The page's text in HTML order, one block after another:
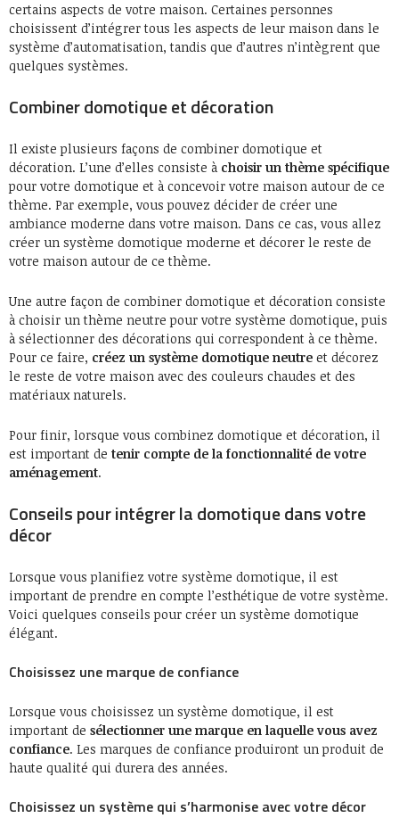
certains aspects de votre maison. Certaines personnes
choisissent d’intégrer tous les aspects de leur maison dans le
système d’automatisation, tandis que d’autres n’intègrent que
quelques systèmes.
Combiner domotique et décoration
Il existe plusieurs façons de combiner domotique et
décoration. L’une d’elles consiste à choisir un thème spécifique
pour votre domotique et à concevoir votre maison autour de ce
thème. Par exemple, vous pouvez décider de créer une
ambiance moderne dans votre maison. Dans ce cas, vous allez
créer un système domotique moderne et décorer le reste de
votre maison autour de ce thème.
Une autre façon de combiner domotique et décoration consiste
à choisir un thème neutre pour votre système domotique, puis
à sélectionner des décorations qui correspondent à ce thème.
Pour ce faire, créez un système domotique neutre et décorez
le reste de votre maison avec des couleurs chaudes et des
matériaux naturels.
Pour finir, lorsque vous combinez domotique et décoration, il
est important de tenir compte de la fonctionnalité de votre
aménagement.
Conseils pour intégrer la domotique dans votre
décor
Lorsque vous planifiez votre système domotique, il est
important de prendre en compte l’esthétique de votre système.
Voici quelques conseils pour créer un système domotique
élégant.
Choisissez une marque de confiance
Lorsque vous choisissez un système domotique, il est
important de sélectionner une marque en laquelle vous avez
confiance. Les marques de confiance produiront un produit de
haute qualité qui durera des années.
Choisissez un système qui s’harmonise avec votre décor